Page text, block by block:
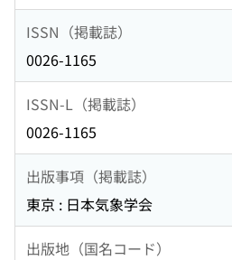
ISSN（掲載誌）
0026-1165
ISSN-L（掲載誌）
0026-1165
出版事項（掲載誌）
東京 : 日本気象学会
出版地（国名コード）